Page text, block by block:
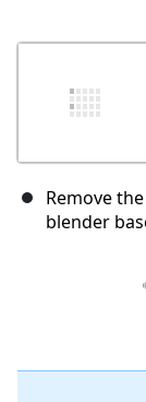
Remove
blender